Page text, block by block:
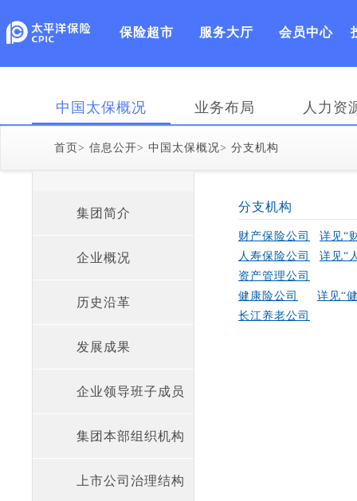
保险超市 服务大厅 会员中心
中国太保概况 业务布局 人力资
首页> 信息公开> 中国太保概况> 分支机构
集团简介
企业概况
历史沿革
发展成果
企业领导班子成员
集团本部组织机构
上市公司治理结构
分支机构
财产保险公司
详见“
人寿保险公司
详见“
资产管理公司
健康险公司
详见“
长江养老公司